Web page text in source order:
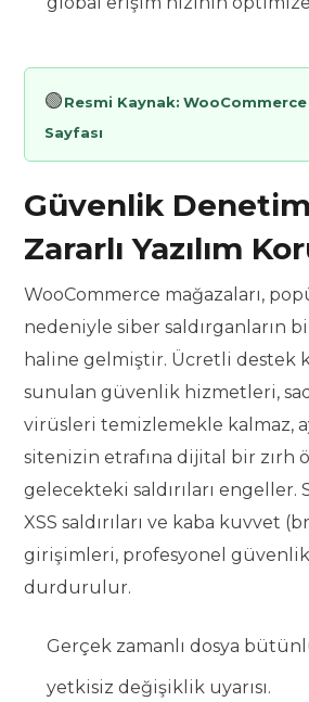
🟢Resmi Kaynak:
Sayfası
Güvenlik
Zararlı Yazılım
WooCommerce mağazaları,
nedeniyle siber saldırganların
haline gelmiştir. Ücretli destek
sunulan güvenlik hizmetleri,
virüsleri temizlemekle kalmaz,
sitenizin etrafına dijital bir zırh
gelecekteki saldırıları engeller.
XSS saldırıları ve kaba kuvvet
girişimleri, profesyonel
durdurulur.
Gerçek zamanlı dosya
yetkisiz değişiklik uyarısı.